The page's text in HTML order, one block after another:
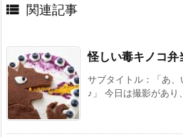
 関連記事
怪しい毒キノコ弁
サブタイトル：「あ
♪」 今日は撮影があり